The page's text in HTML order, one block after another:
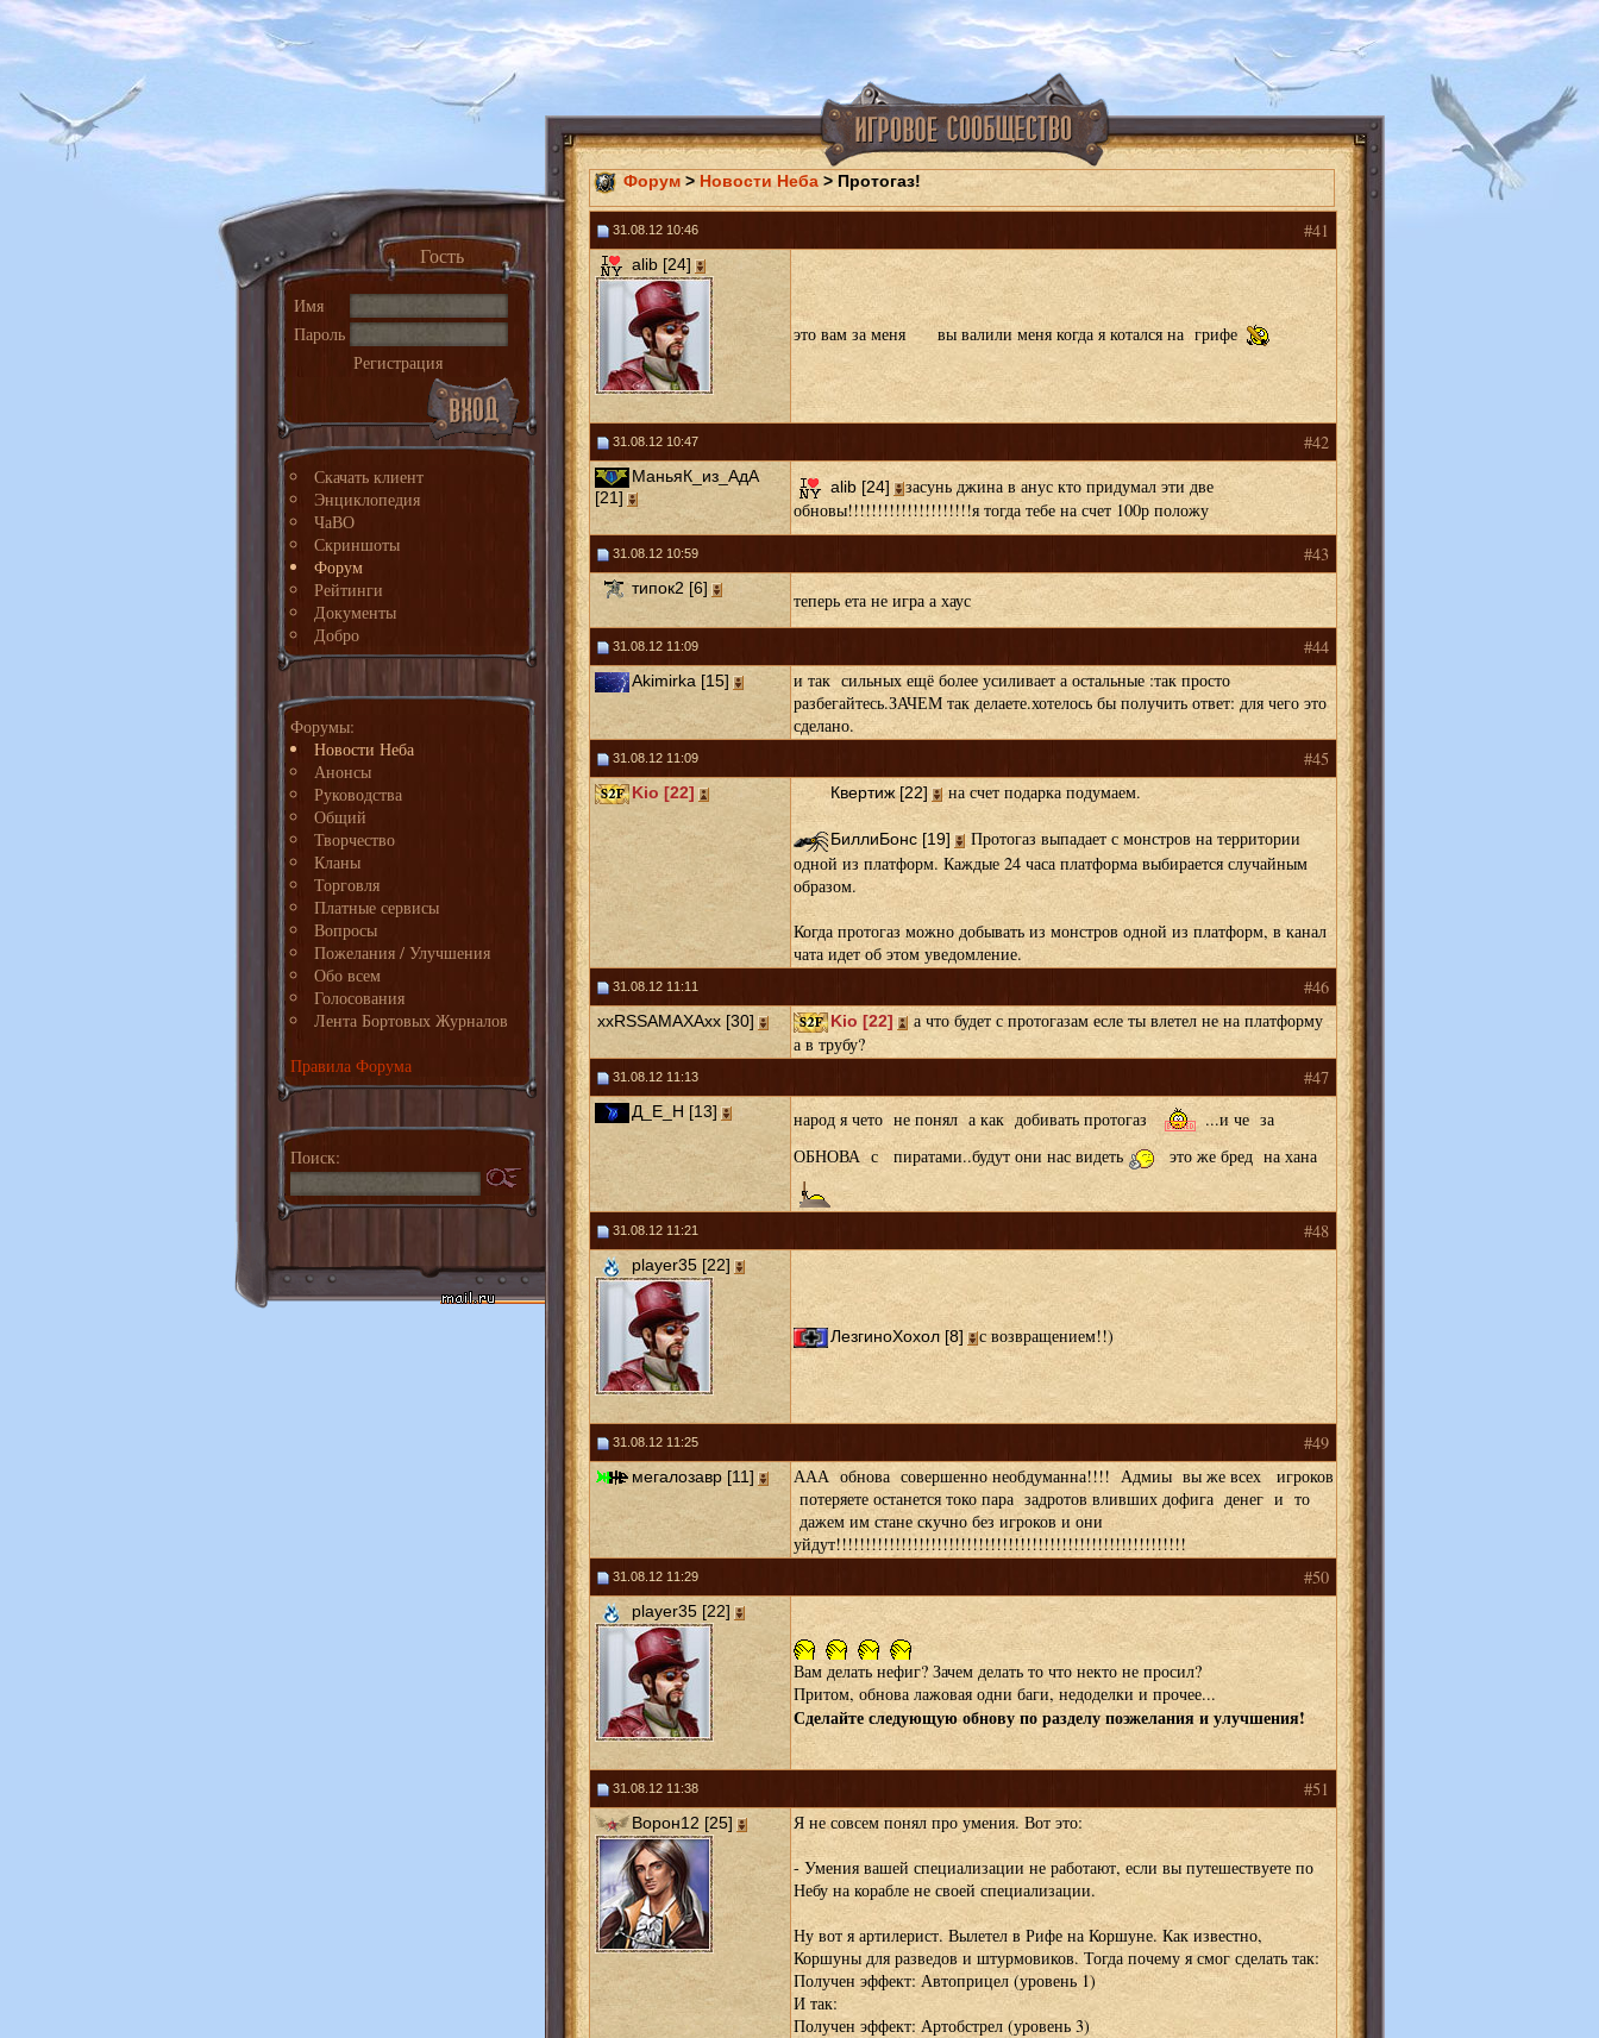
Гость
Имя
Пароль
Регистрация
Скачать клиент
Энциклопедия
ЧаВО
Скриншоты
Форум
Рейтинги
Документы
Добро
Форумы:
Новости Неба
Анонсы
Руководства
Общий
Творчество
Кланы
Торговля
Платные сервисы
Вопросы
Пожелания / Улучшения
Обо всем
Голосования
Лента Бортовых Журналов
Правила Форума
Поиск:
Форум> Новости Неба> Протогаз!
31.08.12 10:46 #41
alib [24]
это вам за меня вы валили меня когда я котался на грифе
31.08.12 10:47 #42
МаньяК_из_АдА
[21]
alib [24]
засунь джина в анус кто придумал эти две
обновы!!!!!!!!!!!!!!!!!!!!!я тогда тебе на счет 100р положу
31.08.12 10:59 #43
типок2 [6]
теперь ета не игра а хаус
31.08.12 11:09 #44
Akimirka [15]
и так сильных ещё более усиливает а остальные :так просто
разбегайтесь.ЗАЧЕМ так делаете.хотелось бы получить ответ: для чего это
сделано.
31.08.12 11:09 #45
Kio [22] Квертиж [22] на счет подарка подумаем.
БиллиБонс [19]
Протогаз выпадает с монстров на территории
одной из платформ. Каждые 24 часа платформа выбирается случайным
образом.
Когда протогаз можно добывать из монстров одной из платформ, в канал
чата идет об этом уведомление.
31.08.12 11:11 #46
xxRSSAMAXAxx [30] Kio [22]
а что будет с протогазам есле ты влетел не на платформу
а в трубу?
31.08.12 11:13 #47
Д_Е_Н [13] народ я чето не понял а как добивать протогаз
...и че за
ОБНОВА с пиратами..будут они нас видеть
это же бред на хана
31.08.12 11:21 #48
player35 [22]
ЛезгиноХохол [8] с возвращением!!)
31.08.12 11:25 #49
мегалозавр [11]
ААА обнова совершенно необдуманна!!!! Адмиы вы же всех игроков
потеряете останется токо пара задротов вливших дофига денег и то
дажем им стане скучно без игроков и они
уйдут!!!!!!!!!!!!!!!!!!!!!!!!!!!!!!!!!!!!!!!!!!!!!!!!!!!!!!!!!!!
31.08.12 11:29 #50
player35 [22]
Вам делать нефиг? Зачем делать то что некто не просил?
Притом, обнова лажовая одни баги, недоделки и прочее...
Сделайте следующую обнову по разделу поэжелания и улучшения!
31.08.12 11:38 #51
Ворон12 [25]
Я не совсем понял про умения. Вот это:
- Умения вашей специализации не работают, если вы путешествуете по
Небу на корабле не своей специализации.
Ну вот я артилерист. Вылетел в Рифе на Коршуне. Как известно,
Коршуны для разведов и штурмовиков. Тогда почему я смог сделать так:
Получен эффект: Автоприцел (уровень 1)
И так:
Получен эффект: Артобстрел (уровень 3)